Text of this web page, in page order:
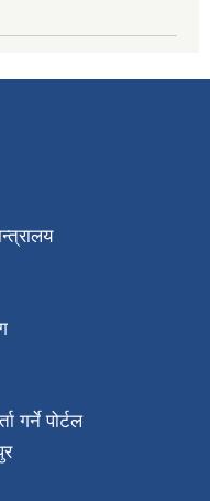
गर्ने पोर्टल